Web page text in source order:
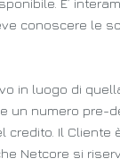
E’
conoscere le
in luogo di
un numero pre-
Il
Netcore si